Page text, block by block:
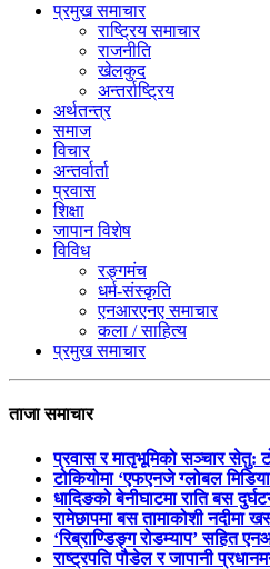
प्रमुख समाचार
राष्ट्रिय समाचार
राजनीति
खेलकुद
अन्तर्राष्ट्रिय
अर्थतन्त्र
समाज
विचार
अन्तर्वार्ता
प्रवास
शिक्षा
जापान विशेष
विविध
रङ्गमंच
धर्म-संस्कृति
एनआरएनए समाचार
कला / साहित्य
प्रमुख समाचार
ताजा समाचार
प्रवास र मातृभूमिको सञ्चार सेतु:
टोकियोमा ‘एफएनजे ग्लोबल
धादिङको बेनीघाटमा राति बस
रामेछापमा बस तामाकोशी नदीमा
‘रिब्राण्डिङ्ग रोडम्याप’ सहित
राष्ट्रपति पौडेल र जापानी